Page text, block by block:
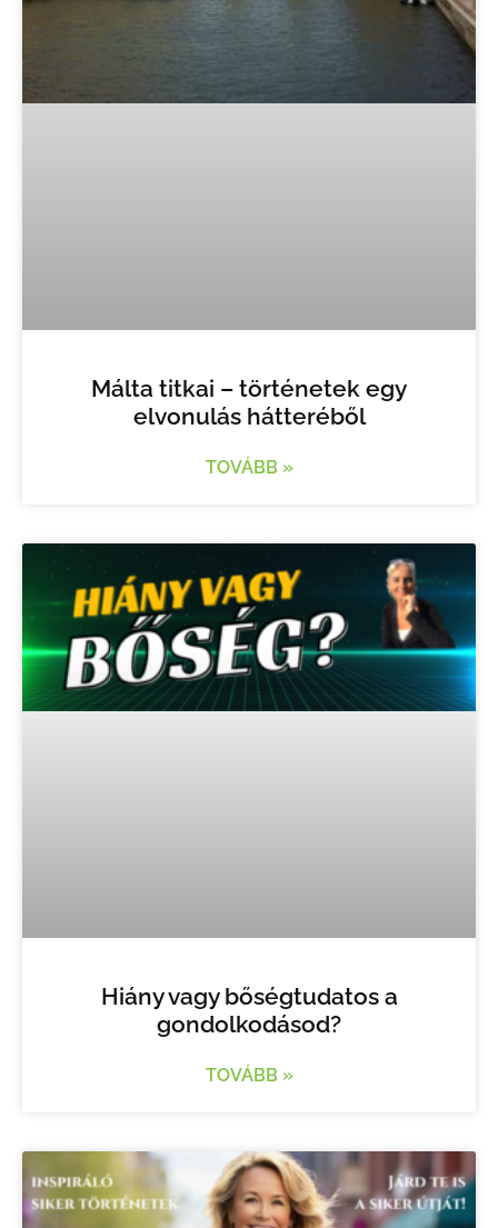
Málta titkai – történetek egy
elvonulás hátteréből
TOVÁBB »
Hiány vagy bőségtudatos a
gondolkodásod?
TOVÁBB »